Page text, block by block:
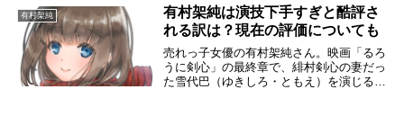
ッチリで、とってもきれいな方ですよね。
でも、インタ...
有村架純
有村架純は演技下手すぎと酷評さ
れる訳は？現在の評価についても
売れっ子女優の有村架純さん。映画「るろ
うに剣心」の最終章で、緋村剣心の妻だっ
た雪代巴（ゆきしろ・ともえ）を演じるこ